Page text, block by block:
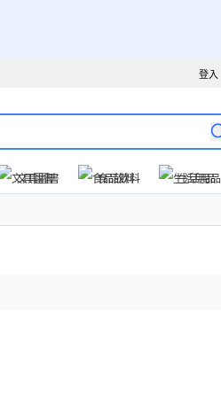
登入
文具圖書
食品飲料 生活用品